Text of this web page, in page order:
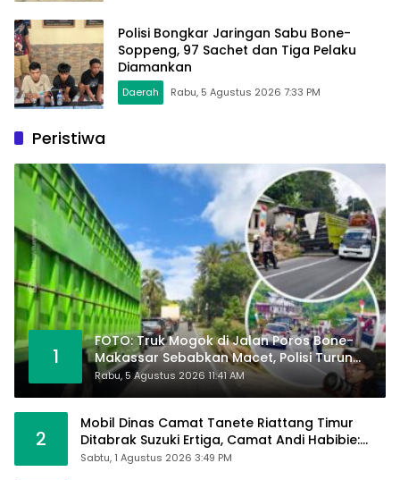
Polisi Bongkar Jaringan Sabu Bone-
Soppeng, 97 Sachet dan Tiga Pelaku
Diamankan
Daerah Rabu, 5 Agustus 2026 7:33 PM
Peristiwa
1
FOTO: Truk Mogok di Jalan Poros Bone-
Makassar Sebabkan Macet, Polisi Turun
Tangan
Rabu, 5 Agustus 2026 11:41 AM
2
Mobil Dinas Camat Tanete Riattang Timur
Ditabrak Suzuki Ertiga, Camat Andi Habibie:
Alhamdulillah Saya Baik-Baik Saja
Sabtu, 1 Agustus 2026 3:49 PM